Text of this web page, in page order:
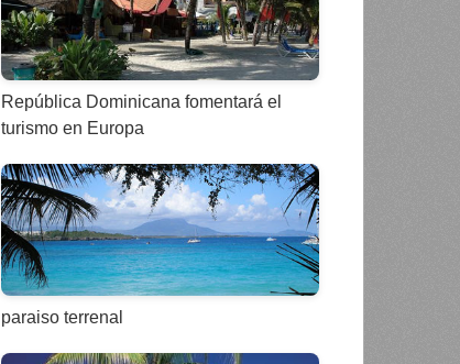
República Dominicana fomentará el
turismo en Europa
paraiso terrenal